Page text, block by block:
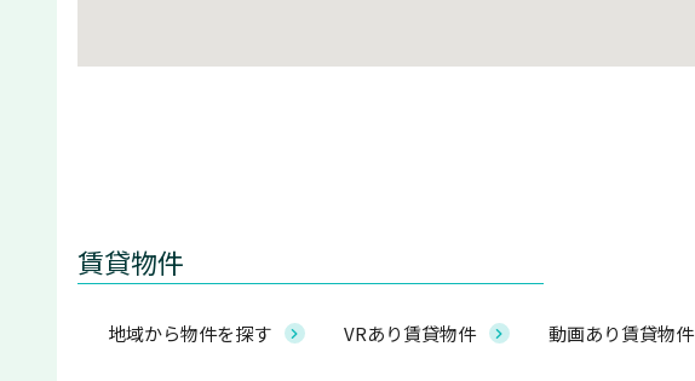
賃貸物件
地域から物件を探す VRあり賃貸物件 動画あり賃貸物件